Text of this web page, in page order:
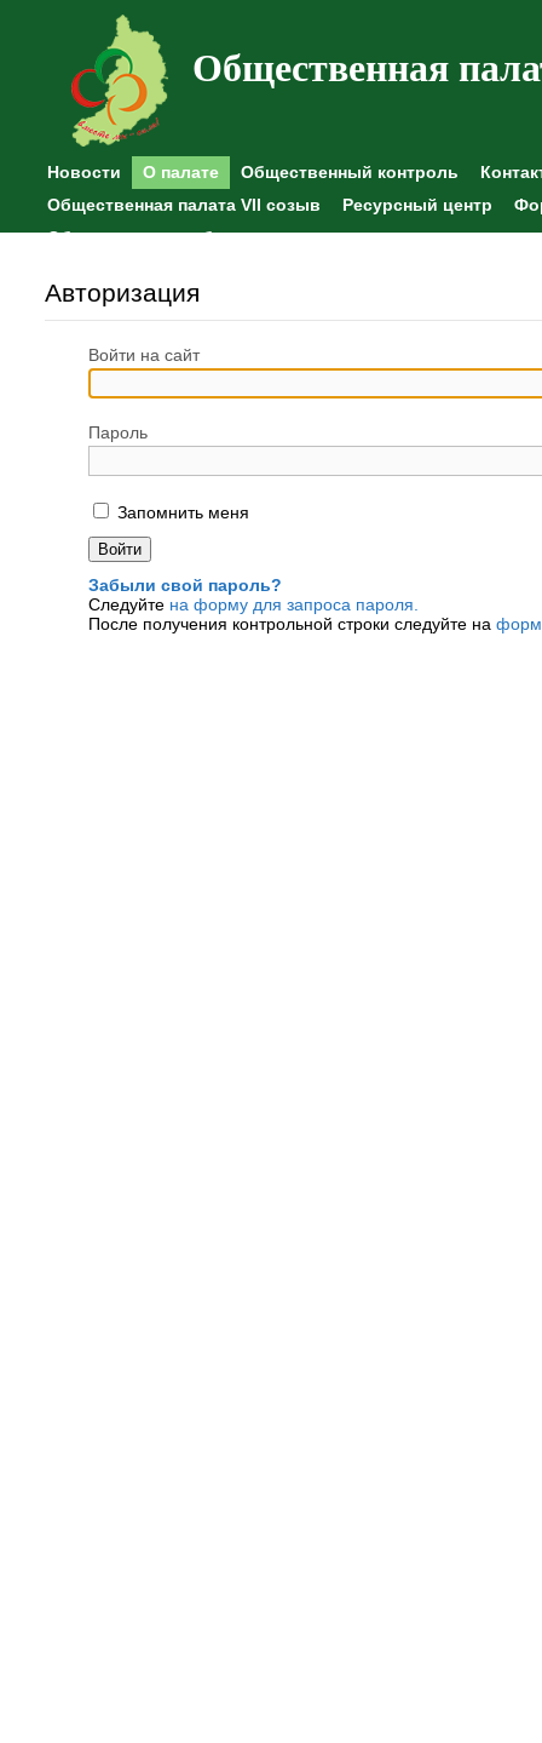
Общественная
Новости О палате Общественный контроль
Общественная палата VII созыв
Ресурсный центр
Общественные наблюдения
Авторизация
Войти на сайт
Пароль
Запомнить меня
Забыли свой пароль?
Следуйте на форму для запроса пароля.
После получения контрольной строки следуйте на